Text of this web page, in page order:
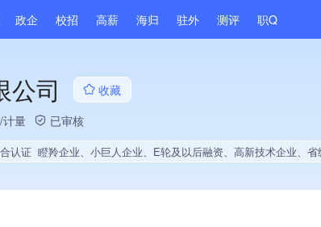
政企 校招 高薪 海归 驻外 测评 职Q
公司
收藏
计量 已审核
认证 瞪羚企业、小巨人企业、E轮及以后融资、高新技术企业、省级企业技术中心、国企供应商、战略性新兴领域创新能力、绝对控股6家公司、薪资水平全省同行前20%、A级纳税人、多产业布局、拥有节能环保技术、拥有自主品牌、拥有高价值专利、专利授权量同领域前5%、技术布局行业领先、经营年限全国同行前15%、集团核心成员、